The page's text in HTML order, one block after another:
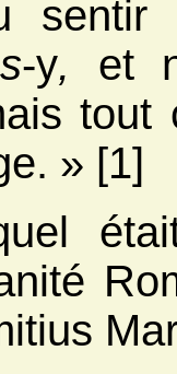
s-y, et
» [1]